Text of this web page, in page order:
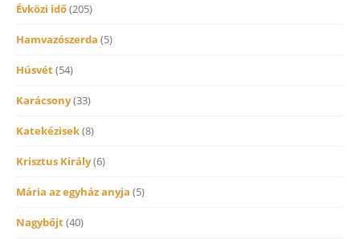
Évközi idő(205)
Hamvazószerda (5)
Húsvét(54)
Karácsony(33)
Katekézisek(8)
Krisztus Király(6)
Mária az egyház anyja (5)
Nagybőjt(40)